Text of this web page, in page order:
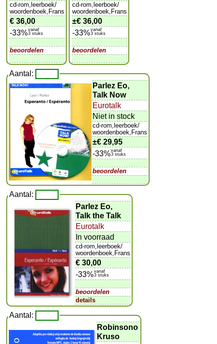
cd-rom,leerboek/
woordenboek,Frans
€ 36,00
-33%vanaf
3 stuks
beoordelen
cd-rom,leerboek/
woordenboek,Frans
±€ 36,00
-33%vanaf
3 stuks
beoordelen
Aantal:
Parlez Eo,
Talk Now
Eurotalk
Niet in stock
cd-rom,leerboek/
woordenboek,Frans
±€ 29,95
-33%vanaf
3 stuks
beoordelen
Aantal:
Parlez Eo,
Talk the Talk
Eurotalk
In voorraad
cd-rom,leerboek/
woordenboek,Frans
€ 30,00
-33%vanaf
3 stuks
beoordelen
details
Aantal:
Robinsono
Kruso